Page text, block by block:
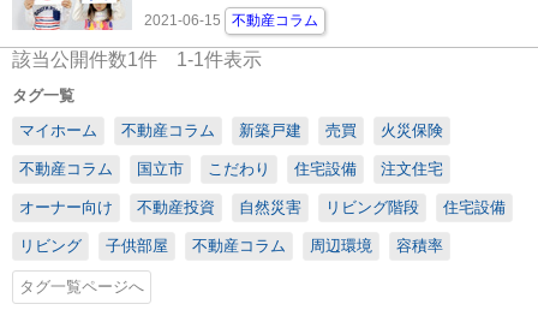
2021-06-15 不動産コラム
該当公開件数1件 1-1件表示
タグ一覧
マイホーム
不動産コラム 新築戸建 売買 火災保険
不動産コラム 国立市 こだわり 住宅設備 注文住宅
オーナー向け 不動産投資 自然災害 リビング階段 住宅設備
リビング 子供部屋 不動産コラム 周辺環境 容積率
タグ一覧ページへ